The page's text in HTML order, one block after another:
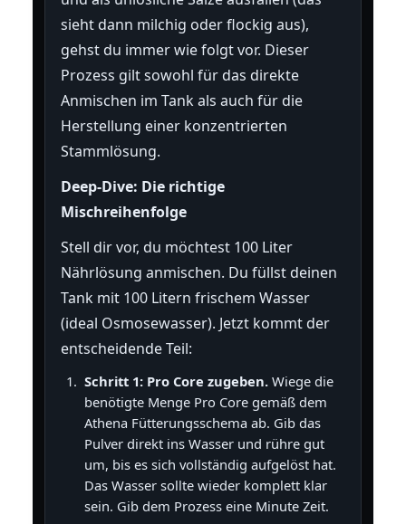
sieht dann milchig oder flockig aus),
gehst du immer wie folgt vor. Dieser
Prozess gilt sowohl für das direkte
Anmischen im Tank als auch für die
Herstellung einer konzentrierten
Stammlösung.
Deep-Dive: Die richtige
Mischreihenfolge
Stell dir vor, du möchtest 100 Liter
Nährlösung anmischen. Du füllst deinen
Tank mit 100 Litern frischem Wasser
(ideal Osmosewasser). Jetzt kommt der
entscheidende Teil:
Schritt 1: Pro Core zugeben.Wiege die
benötigte Menge Pro Core gemäß dem
Athena Fütterungsschema ab. Gib das
Pulver direkt ins Wasser und rühre gut
um, bis es sich vollständig aufgelöst hat.
Das Wasser sollte wieder komplett klar
sein. Gib dem Prozess eine Minute Zeit.